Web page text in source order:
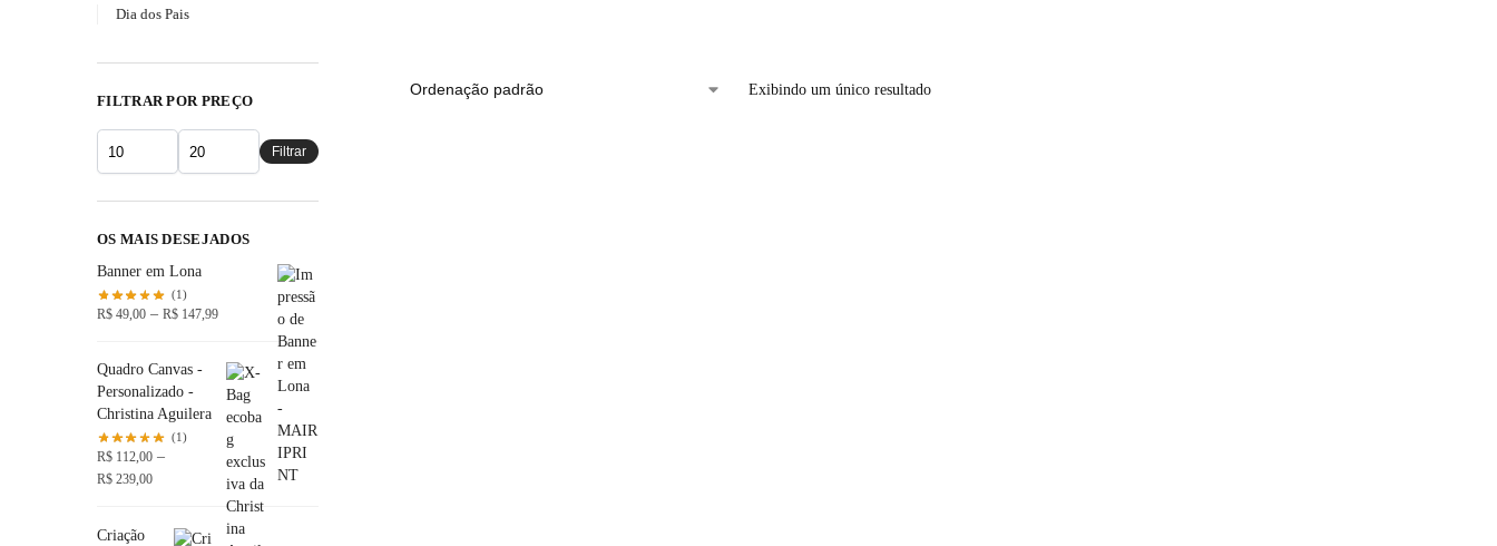
Exibindo um único resultado
Dia dos Pais
FILTRAR POR PREÇO
Filtrar
OS MAIS DESEJADOS
Banner em Lona
(1)
R$ 49,00 – R$ 147,99
Quadro Canvas -
Personalizado -
Christina Aguilera
(1)
R$ 112,00 –
R$ 239,00
Criação